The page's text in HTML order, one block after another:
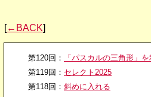
[←BACK]
第120回：
「パスカルの三角形」
第119回： セレクト2025
第118回： 斜めに入れる